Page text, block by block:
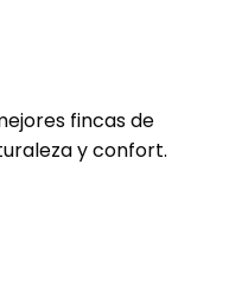
fincas de
y confort.